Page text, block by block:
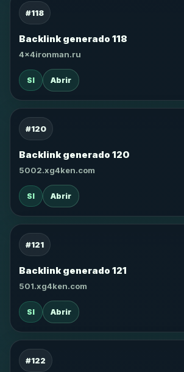
#118
Backlink generado 118
4x4ironman.ru
SI Abrir
#120
Backlink generado 120
5002.xg4ken.com
SI Abrir
#121
Backlink generado 121
501.xg4ken.com
SI Abrir
#122